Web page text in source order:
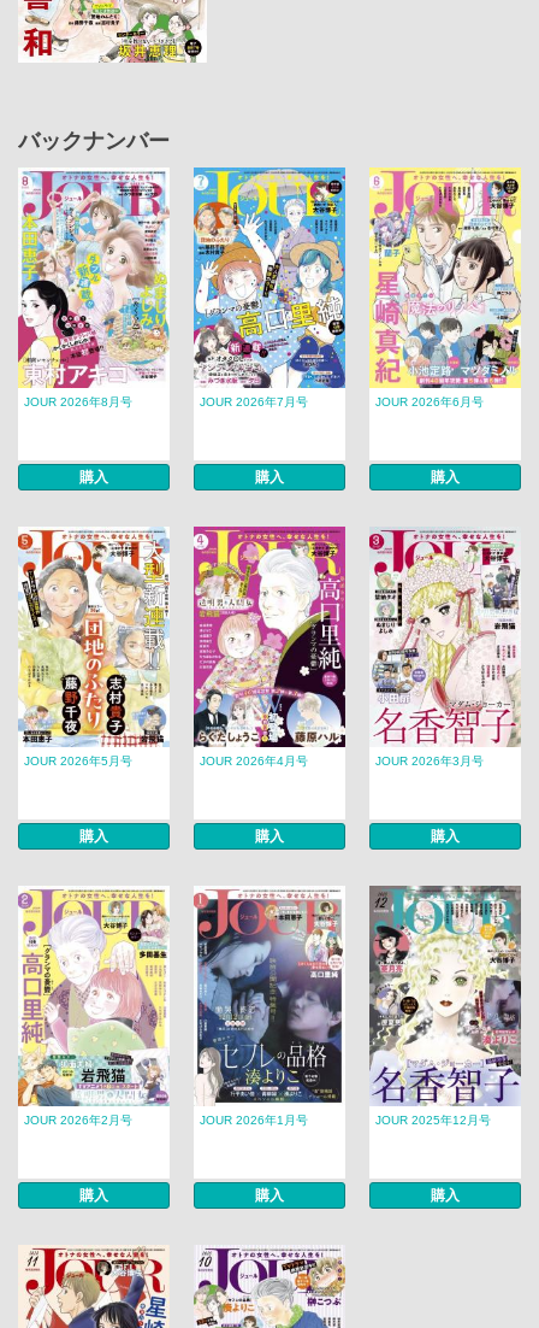
バックナンバー
JOUR 2026年8月号
購入
JOUR 2026年7月号
購入
JOUR 2026年6月号
購入
JOUR 2026年5月号
購入
JOUR 2026年4月号
購入
JOUR 2026年3月号
購入
JOUR 2026年2月号
購入
JOUR 2026年1月号
購入
JOUR 2025年12月号
購入